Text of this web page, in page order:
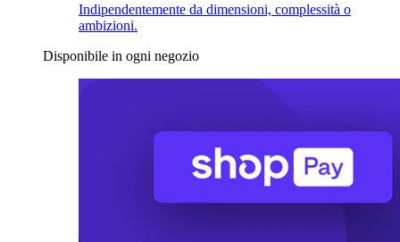
Indipendentemente da dimensioni, complessità o
ambizioni.
Disponibile in ogni negozio